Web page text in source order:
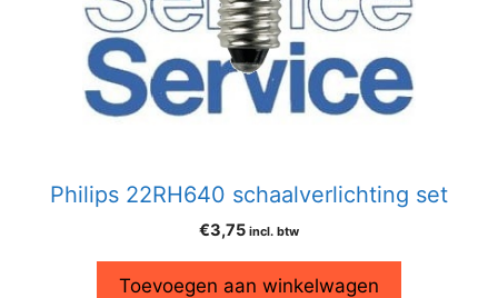
Philips 22RH640 schaalverlichting set
€3,75 incl. btw
Toevoegen aan winkelwagen